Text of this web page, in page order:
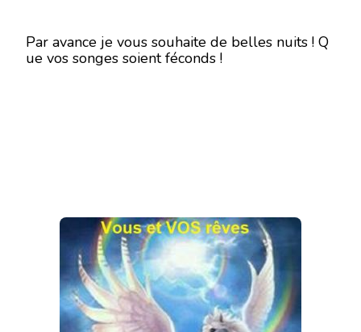
Par avance je vous souhaite de belles nuits ! Q
ue vos songes soient féconds !